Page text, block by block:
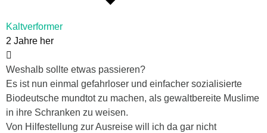
Kaltverformer
2 Jahre her
Weshalb sollte etwas passieren?
Es ist nun einmal gefahrloser und einfacher sozialisierte
Biodeutsche mundtot zu machen, als gewaltbereite Muslime
in ihre Schranken zu weisen.
Von Hilfestellung zur Ausreise will ich da gar nicht